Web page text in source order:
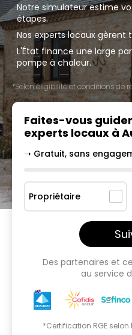
Notre simulateur estime
étapes.
Nos experts locaux gèrent
L'État finance une large
pompe à chaleur.
*Selon éligibilité et conditions de
Faites-vous
experts locaux à
➝ Gratuit, sans
Propriétaire
Des partenaires et
au service
*Certification RGE